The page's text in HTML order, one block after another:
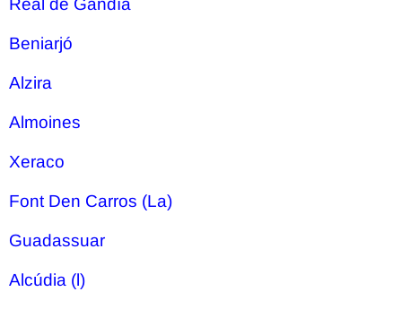
Real de Gandía
Beniarjó
Alzira
Almoines
Xeraco
Font Den Carros (La)
Guadassuar
Alcúdia (l)